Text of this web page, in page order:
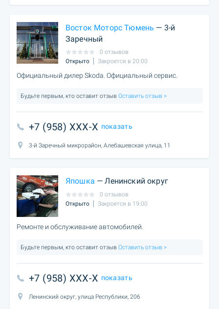
Восток Моторс Тюмень — 3-й
Заречный
0 отзывов
Открыто
Закроется в 20:00
Официальный дилер Skoda. Официальный сервис.
Будьте первым, кто оставит отзыв Оставить отзыв >
+7 (958) XXX-X показать
3-й Заречный микрорайон, Алебашевская улица, 11
Япошка — Ленинский округ
0 отзывов
Открыто
Закроется в 19:00
Ремонте и обслуживание автомобилей.
Будьте первым, кто оставит отзыв Оставить отзыв >
+7 (958) XXX-X показать
Ленинский округ, улица Республики, 206